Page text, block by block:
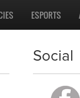
ESPORTS
Social